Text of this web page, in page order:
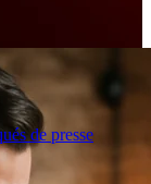
de presse